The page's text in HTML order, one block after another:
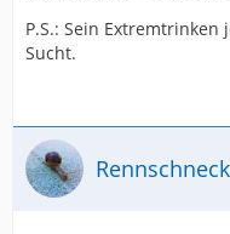
P.S.: Sein
Sucht.